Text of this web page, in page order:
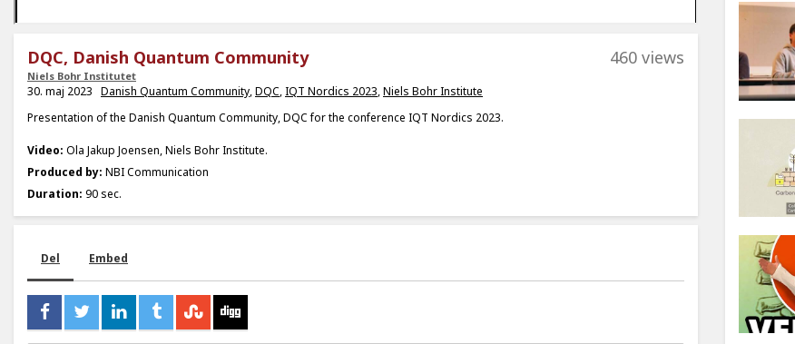
DQC, Danish Quantum Community
Niels Bohr Institutet
460 views
30. maj 2023 Danish Quantum Community,DQC,IQT Nordics 2023,Niels Bohr Institute
Presentation of the Danish Quantum Community, DQC for the conference IQT Nordics 2023.
Video: Ola Jakup Joensen, Niels Bohr Institute.
Produced by: NBI Communication
Duration: 90 sec.
Del Embed